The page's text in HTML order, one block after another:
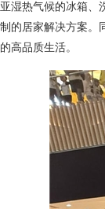
亚湿热气候的冰箱、
制的居家解决方案。
的高品质生活。